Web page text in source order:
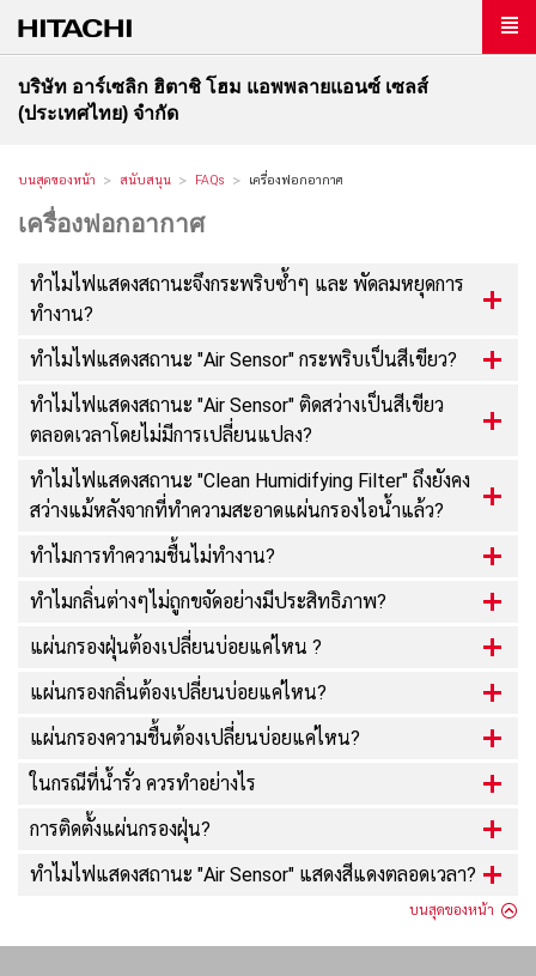
บริษัท อาร์เซลิก ฮิตาชิ โฮม แอพพลายแอนซ์ เซลส์
(ประเทศไทย) จำกัด
บนสุดของหน้า สนับสนุน FAQs เครื่องฟอกอากาศ
เครื่องฟอกอากาศ
ทำไมไฟแสดงสถานะจึงกระพริบซ้ำๆ และ พัดลมหยุดการ
ทำงาน?
ทำไมไฟแสดงสถานะ "Air Sensor" กระพริบเป็นสีเขียว?
ทำไมไฟแสดงสถานะ "Air Sensor" ติดสว่างเป็นสีเขียว
ตลอดเวลาโดยไม่มีการเปลี่ยนแปลง?
ทำไมไฟแสดงสถานะ "Clean Humidifying Filter" ถึงยังคง
สว่างแม้หลังจากที่ทำความสะอาดแผ่นกรองไอน้ำแล้ว?
ทำไมการทำความชื้นไม่ทำงาน?
ทำไมกลิ่นต่างๆไม่ถูกขจัดอย่างมีประสิทธิภาพ?
แผ่นกรองฝุ่นต้องเปลี่ยนบ่อยแค่ไหน ?
แผ่นกรองกลิ่นต้องเปลี่ยนบ่อยแค่ไหน?
แผ่นกรองความชื้นต้องเปลี่ยนบ่อยแค่ไหน?
ในกรณีที่น้ำรั่ว ควรทำอย่างไร
การติดตั้งแผ่นกรองฝุ่น?
ทำไมไฟแสดงสถานะ "Air Sensor" แสดงสีแดงตลอดเวลา?
บนสุดของหน้า